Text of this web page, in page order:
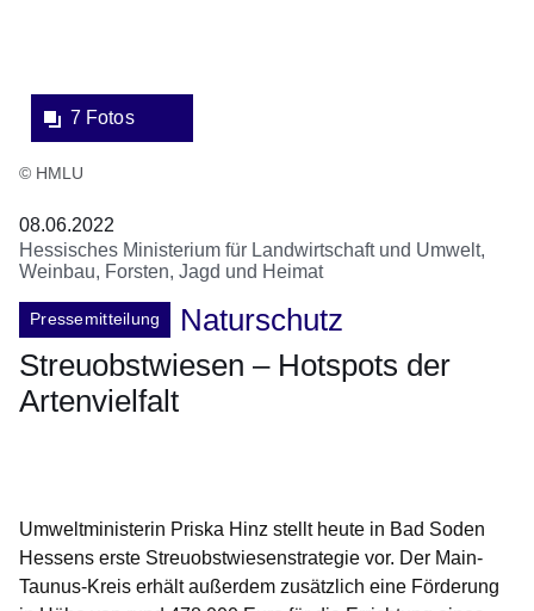
7 Fotos
© HMLU
08.06.2022
Hessisches Ministerium für Landwirtschaft und Umwelt,
Weinbau, Forsten, Jagd und Heimat
Pressemitteilung
Naturschutz
Streuobstwiesen – Hotspots der
Artenvielfalt
Umweltministerin Priska Hinz stellt heute in Bad Soden
Hessens erste Streuobstwiesenstrategie vor. Der Main-
Taunus-Kreis erhält außerdem zusätzlich eine Förderung